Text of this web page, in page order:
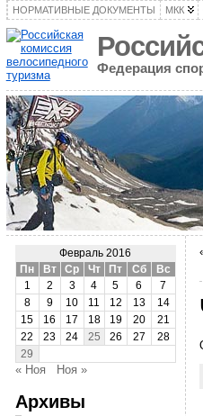
НОРМАТИВНЫЕ ДОКУМЕНТЫ МКК
Федерация
Февраль 2016
Пн
Вт Ср Чт Пт Сб
Вс
1
2 3 4 5 6
7
8
9 10 11 12 13
14
15
16 17 18 19 20
21
22
23 24 25 26 27
28
29
« Ноя Ноя »
Архивы